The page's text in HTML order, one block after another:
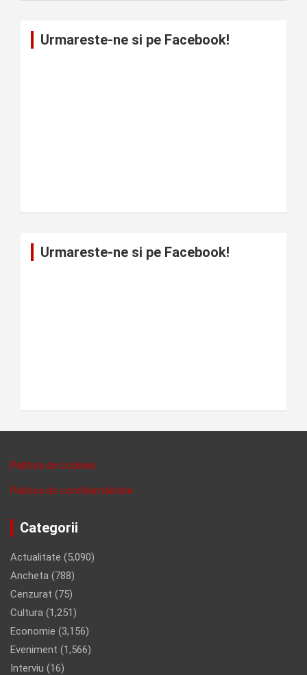
Urmareste-ne si pe Facebook!
Urmareste-ne si pe Facebook!
Politica de cookies
Politica de confidentalitate
Categorii
Actualitate (5,090)
Ancheta (788)
Cenzurat (75)
Cultura (1,251)
Economie (3,156)
Eveniment (1,566)
Interviu (16)